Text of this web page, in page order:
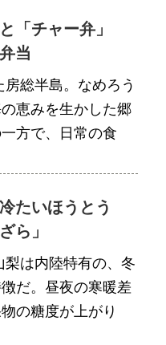
と「チャー弁」
当
総半島。なめろう
恵みを生かした郷
方で、日常の食
たいほうとう
ら」
梨は内陸特有の、冬
だ。昼夜の寒暖差
の糖度が上がり